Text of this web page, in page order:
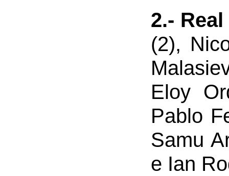
2.-
(2),
Eloy
Pablo
Samu
e Ian